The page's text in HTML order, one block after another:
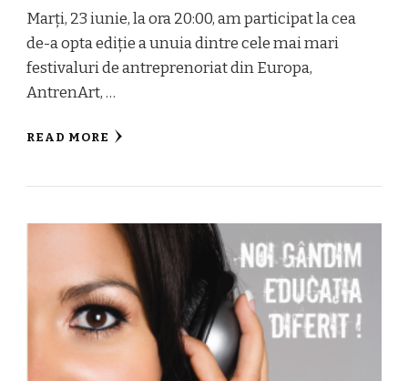
Marți, 23 iunie, la ora 20:00, am participat la cea
de-a opta ediție a unuia dintre cele mai mari
festivaluri de antreprenoriat din Europa,
AntrenArt, …
READ MORE